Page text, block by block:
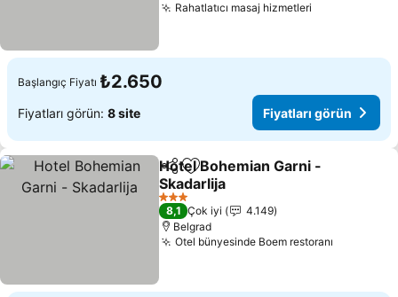
Rahatlatıcı masaj hizmetleri
Başlangıç Fiyatı ₺2.650
Fiyatları görün: 8 site Fiyatları görün
PaylaşFavorilerime ekle
Hotel Bohemian Garni -
Skadarlija
Fiyatları görün
3 Yıldız
8,1 Çok iyi
4.149
Belgrad
Otel bünyesinde Boem restoranı